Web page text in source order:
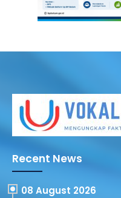
Recent News
08 August 2026